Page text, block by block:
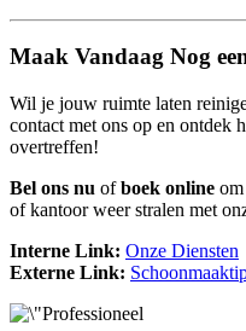
Maak Vandaag Nog
Wil je jouw ruimte laten
contact met ons op en ontdek
overtreffen!
Bel ons nu ofboek online
of kantoor weer stralen met
Interne Link: Onze Diensten
Externe Link: